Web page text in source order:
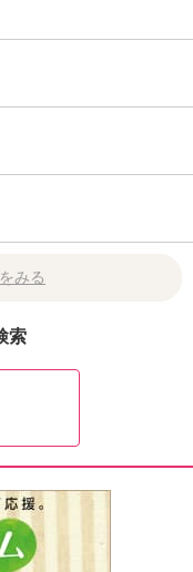
みる
索